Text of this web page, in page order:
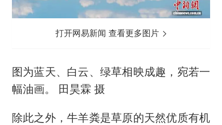
打开网易新闻 查看更多图片
图为蓝天、白云、绿草相映成趣，宛若一
幅油画。 田昊霖 摄
除此之外，牛羊粪是草原的天然优质有机